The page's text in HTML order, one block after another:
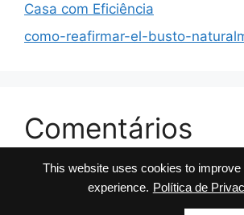
This website uses cookies to
experience. Política de
Casa com Eficiência
como-reafirmar-el-busto-
Comentários
No comments to show.